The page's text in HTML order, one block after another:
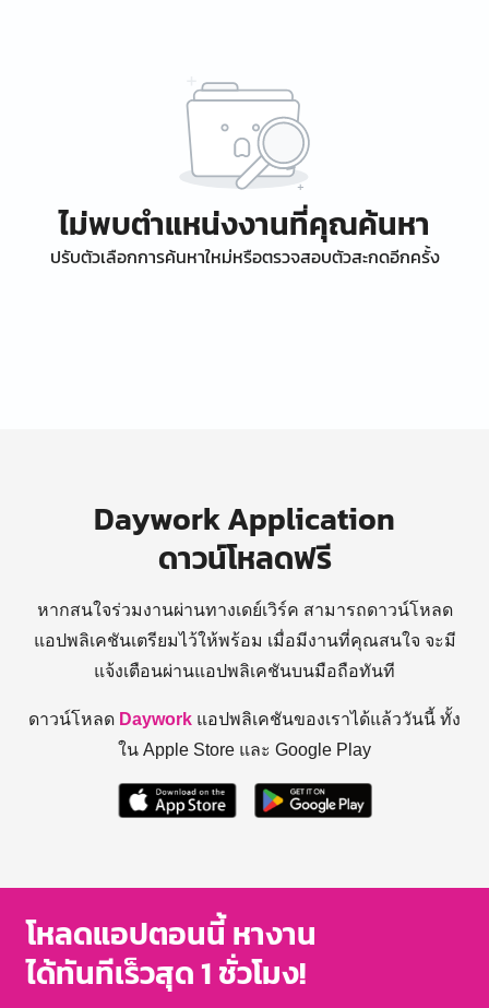
ไม่พบตำแหน่งงานที่คุณค้นหา
ปรับตัวเลือกการค้นหาใหม่หรือตรวจสอบตัวสะกดอีกครั้ง
Daywork Application
ดาวน์โหลดฟรี
หากสนใจร่วมงานผ่านทางเดย์เวิร์ค สามารถดาวน์โหลด
แอปพลิเคชันเตรียมไว้ให้พร้อม เมื่อมีงานที่คุณสนใจ จะมี
แจ้งเตือนผ่านแอปพลิเคชันบนมือถือทันที
ดาวน์โหลด Daywork แอปพลิเคชันของเราได้แล้ววันนี้ ทั้ง
ใน Apple Store และ Google Play
โหลดแอปตอนนี้ หางาน
ได้ทันทีเร็วสุด 1 ชั่วโมง!